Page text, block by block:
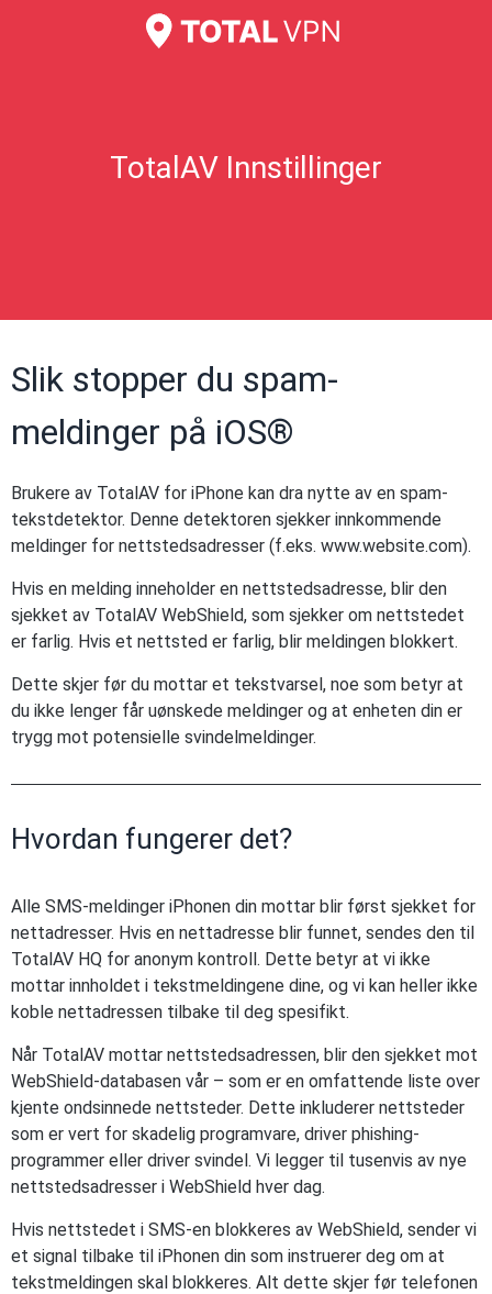
TotalAV Innstillinger
Slik stopper du spam-
meldinger på iOS®
Brukere av TotalAV for iPhone kan dra nytte av en spam-
tekstdetektor. Denne detektoren sjekker innkommende
meldinger for nettstedsadresser (f.eks. www.website.com).
Hvis en melding inneholder en nettstedsadresse, blir den
sjekket av TotalAV WebShield, som sjekker om nettstedet
er farlig. Hvis et nettsted er farlig, blir meldingen blokkert.
Dette skjer før du mottar et tekstvarsel, noe som betyr at
du ikke lenger får uønskede meldinger og at enheten din er
trygg mot potensielle svindelmeldinger.
Hvordan fungerer det?
Alle SMS-meldinger iPhonen din mottar blir først sjekket for
nettadresser. Hvis en nettadresse blir funnet, sendes den til
TotalAV HQ for anonym kontroll. Dette betyr at vi ikke
mottar innholdet i tekstmeldingene dine, og vi kan heller ikke
koble nettadressen tilbake til deg spesifikt.
Når TotalAV mottar nettstedsadressen, blir den sjekket mot
WebShield-databasen vår – som er en omfattende liste over
kjente ondsinnede nettsteder. Dette inkluderer nettsteder
som er vert for skadelig programvare, driver phishing-
programmer eller driver svindel. Vi legger til tusenvis av nye
nettstedsadresser i WebShield hver dag.
Hvis nettstedet i SMS-en blokkeres av WebShield, sender vi
et signal tilbake til iPhonen din som instruerer deg om at
tekstmeldingen skal blokkeres. Alt dette skjer før telefonen